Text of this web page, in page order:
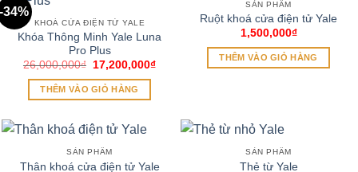
-34%
KHOÁ CỬA ĐIỆN TỬ YALE
Khóa Thông Minh Yale Luna
Pro Plus
26,000,000₫
Giá
là:
26,000,000₫.
17,200,000₫Giá
THÊM VÀO GIỎ HÀNG
SẢN PHẨM
Ruột khoá cửa điện tử Yale
1,500,000₫
THÊM VÀO GIỎ HÀNG
SẢN PHẨM
Thân khoá cửa điện tử Yale
SẢN PHẨM
Thẻ từ Yale